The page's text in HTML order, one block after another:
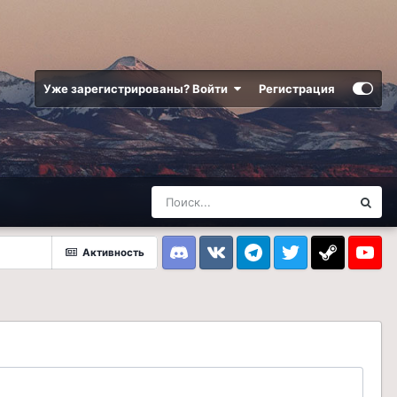
Уже зарегистрированы? Войти Регистрация
Активность
DiscordVK TelegramTwitter Steam